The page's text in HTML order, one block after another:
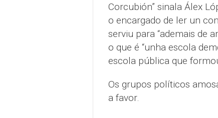
Corcubión” sinala Álex
o encargado de ler un
serviu para “ademais de
o que é “unha escola
escola pública que
Os grupos políticos
a favor.